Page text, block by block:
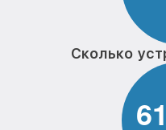
Сколько
61